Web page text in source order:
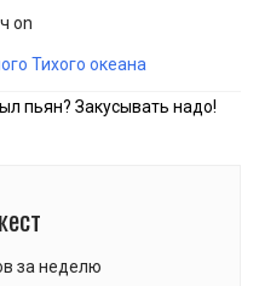
on
Тихого океана
пьян? Закусывать надо!
за неделю